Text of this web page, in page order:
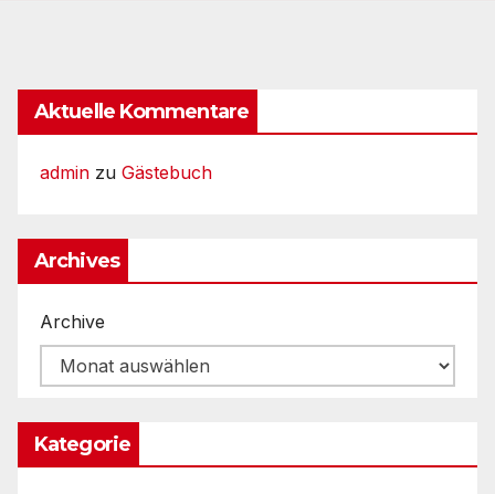
Aktuelle Kommentare
admin zu Gästebuch
Archives
Archive
Kategorie